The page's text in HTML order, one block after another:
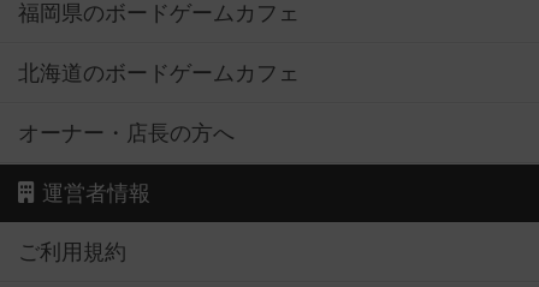
福岡県のボードゲームカフェ
北海道のボードゲームカフェ
オーナー・店長の方へ
運営者情報
ご利用規約